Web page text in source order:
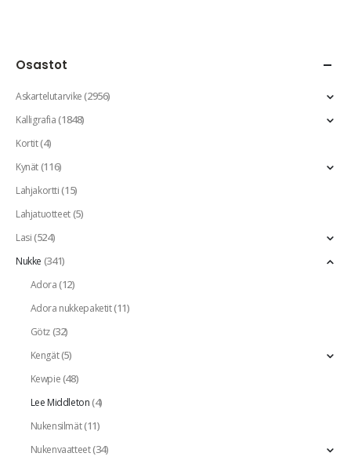
Osastot
Askartelutarvike(2956)
Kalligrafia(1848)
Kortit(4)
Kynät(116)
Lahjakortti(15)
Lahjatuotteet(5)
Lasi(524)
Nukke (341)
Adora(12)
Adora nukkepaketit(11)
Götz(32)
Kengät(5)
Kewpie(48)
Lee Middleton(4)
Nukensilmät(11)
Nukenvaatteet(34)